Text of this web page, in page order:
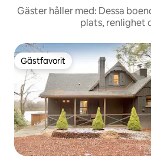
Gäster håller med: Dessa
plats, renlighet
Gästfavorit
Gästfavorit